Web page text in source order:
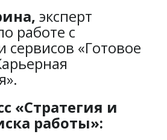
эксперт
работе с
сервисов «Готовое
«Стратегия и
работы»: